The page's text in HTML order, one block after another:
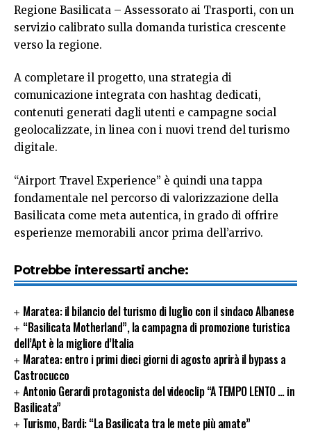
Regione Basilicata – Assessorato ai Trasporti, con un
servizio calibrato sulla domanda turistica crescente
verso la regione.
A completare il progetto, una strategia di
comunicazione integrata con hashtag dedicati,
contenuti generati dagli utenti e campagne social
geolocalizzate, in linea con i nuovi trend del turismo
digitale.
“Airport Travel Experience” è quindi una tappa
fondamentale nel percorso di valorizzazione della
Basilicata come meta autentica, in grado di offrire
esperienze memorabili ancor prima dell’arrivo.
Potrebbe interessarti anche:
Maratea: il bilancio del turismo di luglio con il sindaco Albanese
“Basilicata Motherland”, la campagna di promozione turistica
dell’Apt è la migliore d’Italia
Maratea: entro i primi dieci giorni di agosto aprirà il bypass a
Castrocucco
Antonio Gerardi protagonista del videoclip “A TEMPO LENTO … in
Basilicata”
Turismo, Bardi: “La Basilicata tra le mete più amate”